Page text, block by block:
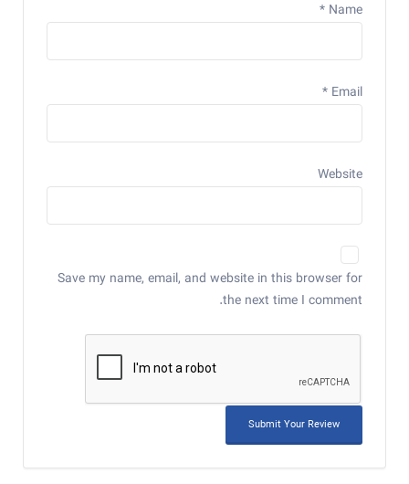
Name
*
Email
*
Website
Save my name, email, and website in this browser for
the next time I comment.